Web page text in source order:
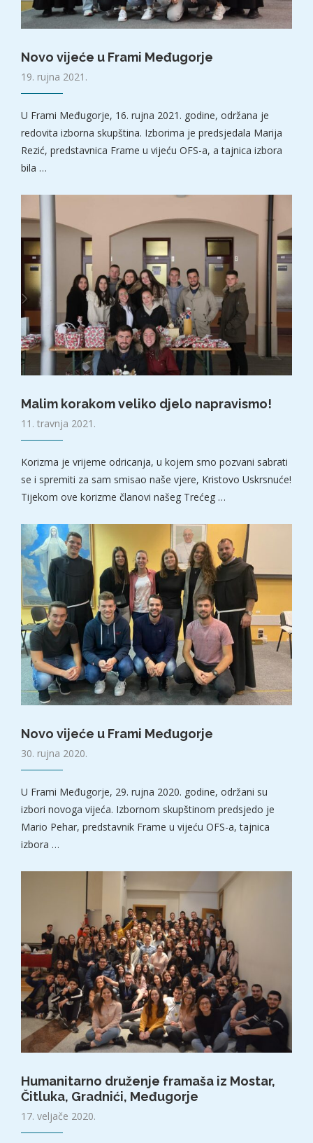
Novo vijeće u Frami Međugorje
19. rujna 2021.
U Frami Međugorje, 16. rujna 2021. godine, održana je
redovita izborna skupština. Izborima je predsjedala Marija
Rezić, predstavnica Frame u vijeću OFS-a, a tajnica izbora
bila …
Malim korakom veliko djelo napravismo!
11. travnja 2021.
Korizma je vrijeme odricanja, u kojem smo pozvani sabrati
se i spremiti za sam smisao naše vjere, Kristovo Uskrsnuće!
Tijekom ove korizme članovi našeg Trećeg …
Novo vijeće u Frami Međugorje
30. rujna 2020.
U Frami Međugorje, 29. rujna 2020. godine, održani su
izbori novoga vijeća. Izbornom skupštinom predsjedo je
Mario Pehar, predstavnik Frame u vijeću OFS-a, tajnica
izbora …
Humanitarno druženje framaša iz Mostar,
Čitluka, Gradnići, Međugorje
17. veljače 2020.